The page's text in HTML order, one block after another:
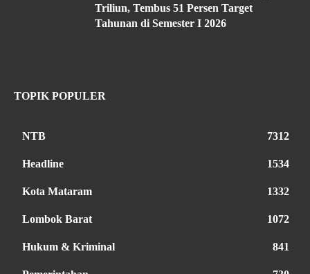
Triliun, Tembus 51 Persen Target
Tahunan di Semester I 2026
TOPIK POPULER
NTB 7312
Headline 1534
Kota Mataram 1332
Lombok Barat 1072
Hukum & Kriminal 841